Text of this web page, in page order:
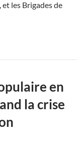
les Brigades de
en
la crise